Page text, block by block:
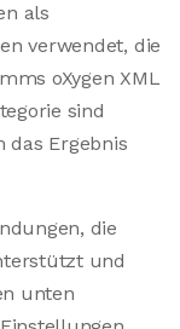
als
verwendet, die
oXygen XML
sind
das Ergebnis
die
und
unten